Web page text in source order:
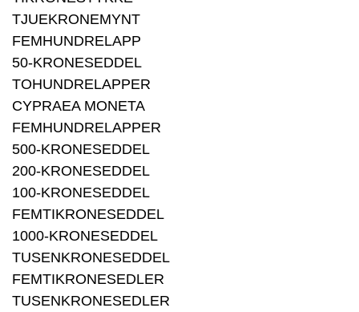
TJUEKRONEMYNT
FEMHUNDRELAPP
50-KRONESEDDEL
TOHUNDRELAPPER
CYPRAEA MONETA
FEMHUNDRELAPPER
500-KRONESEDDEL
200-KRONESEDDEL
100-KRONESEDDEL
FEMTIKRONESEDDEL
1000-KRONESEDDEL
TUSENKRONESEDDEL
FEMTIKRONESEDLER
TUSENKRONESEDLER